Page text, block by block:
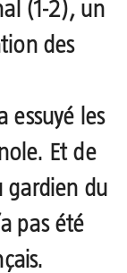
(1-2), un
des
essuyé les
Et de
gardien du
pas été